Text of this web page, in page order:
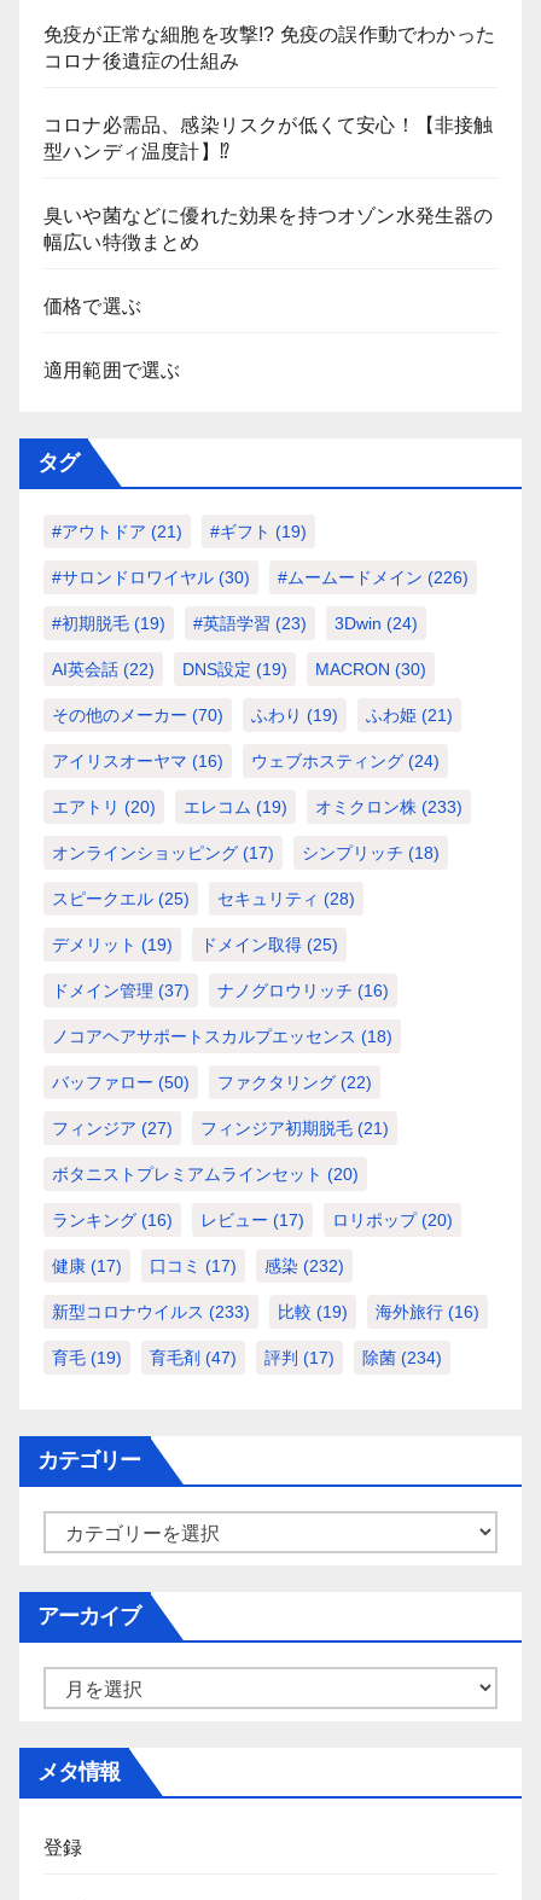
免疫が正常な細胞を攻撃!? 免疫の誤作動でわかった
コロナ後遺症の仕組み
コロナ必需品、感染リスクが低くて安心！【非接触
型ハンディ温度計】⁉
臭いや菌などに優れた効果を持つオゾン水発生器の
幅広い特徴まとめ
価格で選ぶ
適用範囲で選ぶ
タグ
#アウトドア (21) #ギフト (19)
#サロンドロワイヤル (30) #ムームードメイン (226)
#初期脱毛 (19) #英語学習 (23) 3Dwin (24)
AI英会話 (22) DNS設定 (19) MACRON (30)
その他のメーカー (70) ふわり (19) ふわ姫 (21)
アイリスオーヤマ (16) ウェブホスティング (24)
エアトリ (20) エレコム (19) オミクロン株 (233)
オンラインショッピング (17) シンプリッチ (18)
スピークエル (25) セキュリティ (28)
デメリット (19) ドメイン取得 (25)
ドメイン管理 (37) ナノグロウリッチ (16)
ノコアヘアサポートスカルプエッセンス (18)
バッファロー (50) ファクタリング (22)
フィンジア (27) フィンジア初期脱毛 (21)
ボタニストプレミアムラインセット (20)
ランキング (16) レビュー (17) ロリポップ(20)
健康 (17) 口コミ (17) 感染 (232)
新型コロナウイルス (233) 比較 (19) 海外旅行 (16)
育毛 (19) 育毛剤 (47) 評判 (17) 除菌 (234)
カテゴリー
ー
アーカイブ
メタ情報
登録